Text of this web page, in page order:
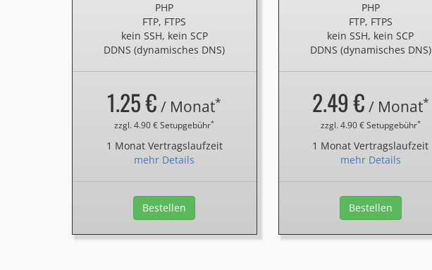
PHP
FTP, FTPS
kein SSH, kein SCP
DDNS (dynamisches DNS)
1.25 € / Monat*
zzgl. 4.90 € Setupgebühr*
1 Monat Vertragslaufzeit
mehr Details
Bestellen
PHP
FTP, FTPS
kein SSH, kein SCP
DDNS (dynamisches DNS)
2.49 € / Monat*
zzgl. 4.90 € Setupgebühr*
1 Monat Vertragslaufzeit
mehr Details
Bestellen